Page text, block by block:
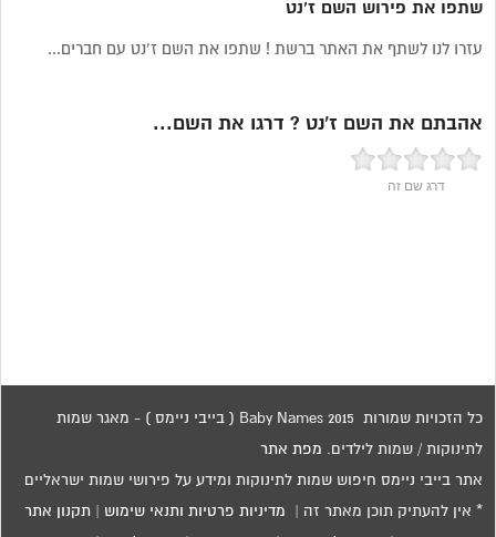
שתפו את פירוש השם ז’נט
עזרו לנו לשתף את האתר ברשת ! שתפו את השם ז’נט עם חברים...
אהבתם את השם ז’נט ? דרגו את השם...
דרג שם זה
כל הזכויות שמורות 2015 Baby Names ( בייבי ניימס ) - מאגר שמות
לתינוקות / שמות לילדים. מפת אתר
אתר בייבי ניימס חיפוש שמות לתינוקות ומידע על פירושי שמות ישראליים
* אין להעתיק תוכן מאתר זה | מדיניות פרטיות ותנאי שימוש תקנון אתר